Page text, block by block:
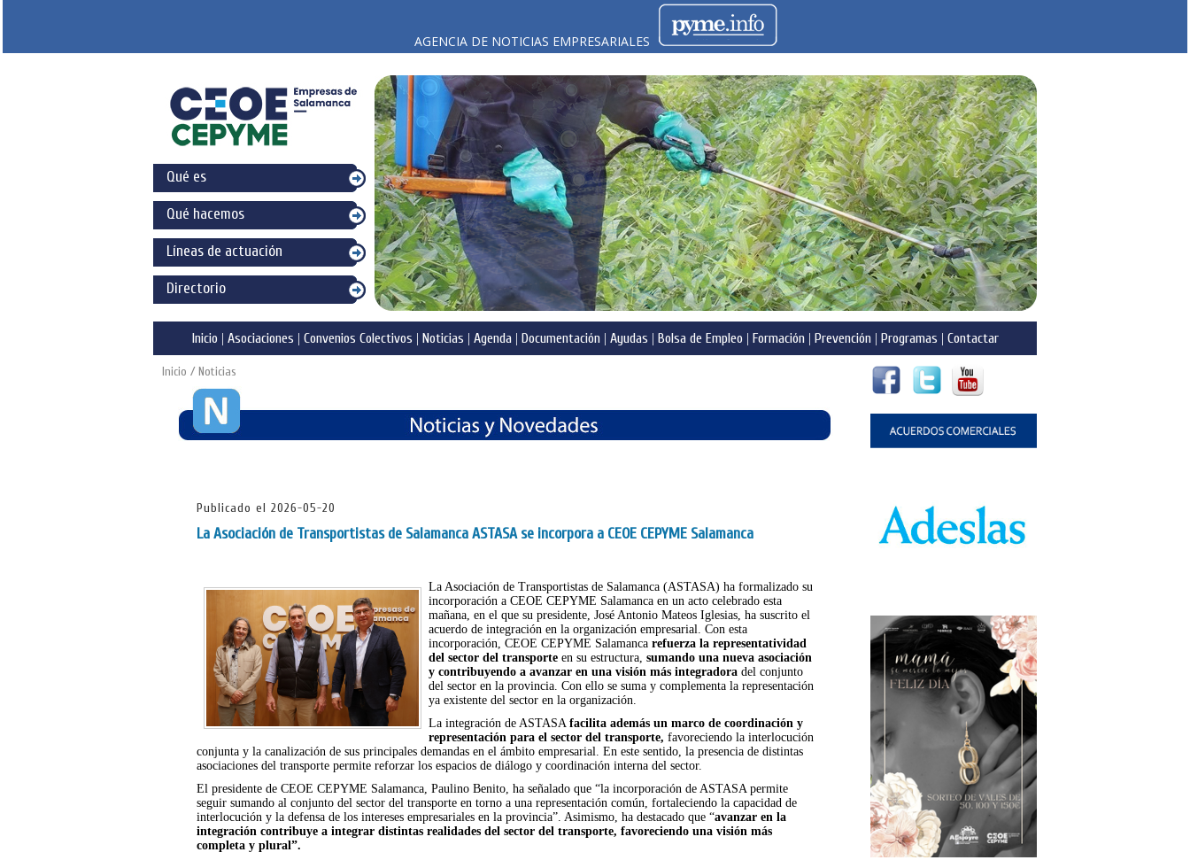
AGENCIA DE NOTICIAS EMPRESARIALES
Qué es
Qué hacemos
Líneas de actuación
Directorio
Inicio | Asociaciones | Convenios Colectivos | Noticias | Agenda| Documentación| Ayudas | Bolsa de Empleo | Formación| Prevención| Programas | Contactar
Inicio / Noticias
Publicado el 2026-05-20
La Asociación de Transportistas de Salamanca ASTASA se incorpora a CEOE CEPYME Salamanca
La Asociación de Transportistas de Salamanca (ASTASA) ha formalizado su
incorporación a CEOE CEPYME Salamanca en un acto celebrado esta
mañana, en el que su presidente, José Antonio Mateos Iglesias, ha suscrito el
acuerdo de integración en la organización empresarial. Con esta
incorporación, CEOE CEPYME Salamanca refuerza la representatividad
del sector del transporteen su estructura, sumando una nueva asociación
y contribuyendo a avanzar en una visión más integradoradel conjunto
del sector en la provincia. Con ello se suma y complementa la representación
ya existente del sector en la organización.
La integración de ASTASA facilita además un marco de coordinación y
representación para el sector del transporte, favoreciendo la interlocución
conjunta y la canalización de sus principales demandas en el ámbito empresarial. En este sentido, la presencia de distintas
asociaciones del transporte permite reforzar los espacios de diálogo y coordinación interna del sector.
El presidente de CEOE CEPYME Salamanca, Paulino Benito, ha señalado que “la incorporación de ASTASA permite
seguir sumando al conjunto del sector del transporte en torno a una representación común, fortaleciendo la capacidad de
interlocución y la defensa de los intereses empresariales en la provincia”. Asimismo, ha destacado que “avanzar en la
integración contribuye a integrar distintas realidades del sector del transporte, favoreciendo una visión más
completa y plural”.